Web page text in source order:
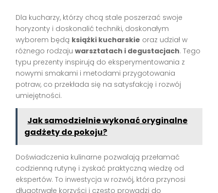
Dla kucharzy, którzy chcą stale poszerzać swoje
horyzonty i doskonalić techniki, doskonałym
wyborem będą książki kucharskie oraz udział w
różnego rodzajuwarsztatach i degustacjach. Tego
typu prezenty inspirują do eksperymentowania z
nowymi smakami i metodami przygotowania
potraw, co przekłada się na satysfakcję i rozwój
umiejętności.
Jak samodzielnie wykonać oryginalne
gadżety do pokoju?
Doświadczenia kulinarne pozwalają przełamać
codzienną rutynę i zyskać praktyczną wiedzę od
ekspertów. To inwestycja w rozwój, która przynosi
długotrwałe korzyści i często prowadzi do